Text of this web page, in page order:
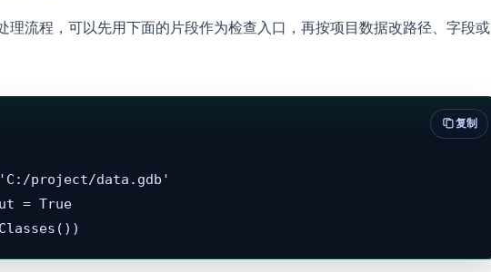
理流程，可以先用下面的片段作为检查入口，再按项目数据改路径、字段或
project/data.gdb'
= True
复制